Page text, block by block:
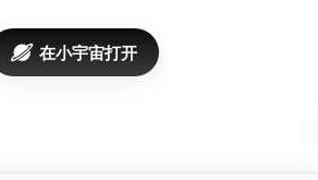
在小宇宙打开